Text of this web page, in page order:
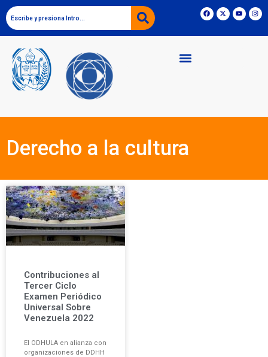
Derecho a la cultura
Contribuciones al
Tercer Ciclo
Examen Periódico
Universal Sobre
Venezuela 2022
El ODHULA en alianza con
organizaciones de DDHH